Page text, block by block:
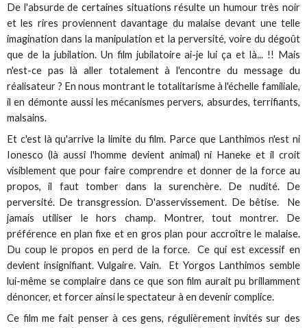
De l'absurde de certaines situations résulte un humour très noir
et les rires proviennent davantage du malaise devant une telle
imagination dans la manipulation et la perversité, voire du dégoût
que de la jubilation. Un film jubilatoire ai-je lui ça et là... !! Mais
n'est-ce pas là aller totalement à l'encontre du message du
réalisateur ? En nous montrant le totalitarisme à l'échelle familiale,
il en démonte aussi les mécanismes pervers, absurdes, terrifiants,
malsains.
Et c'est là qu'arrive la limite du film. Parce que Lanthimos n'est ni
Ionesco (là aussi l'homme devient animal) ni Haneke et il croit
visiblement que pour faire comprendre et donner de la force au
propos, il faut tomber dans la surenchère. De nudité. De
perversité. De transgression. D'asservissement. De bêtise. Ne
jamais utiliser le hors champ. Montrer, tout montrer. De
préférence en plan fixe et en gros plan pour accroître le malaise.
Du coup le propos en perd de la force. Ce qui est excessif en
devient insignifiant. Vulgaire. Vain. Et Yorgos Lanthimos semble
lui-même se complaire dans ce que son film aurait pu brillamment
dénoncer, et forcer ainsi le spectateur à en devenir complice.
Ce film me fait penser à ces gens, régulièrement invités sur des